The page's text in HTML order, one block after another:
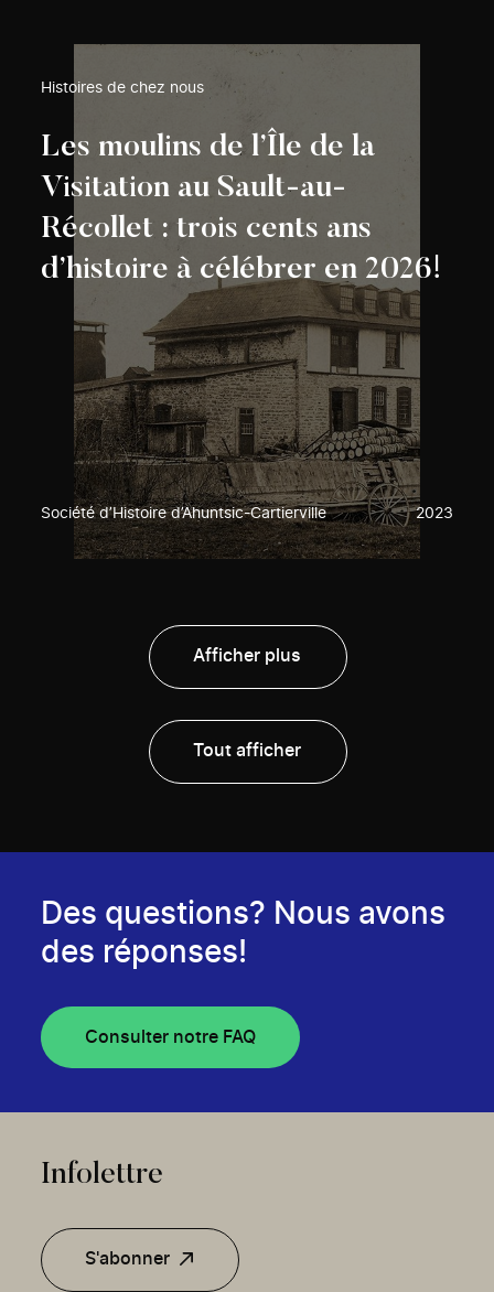
Histoires de chez nous
Les moulins de l’Île de la
Visitation au Sault-au-
Récollet : trois cents ans
d’histoire à célébrer en 2026!
Société d’Histoire d’Ahuntsic-Cartierville 2023
Afficher plus
Tout afficher
Des questions? Nous avons
des réponses!
Consulter notre FAQ
Infolettre
S'abonner